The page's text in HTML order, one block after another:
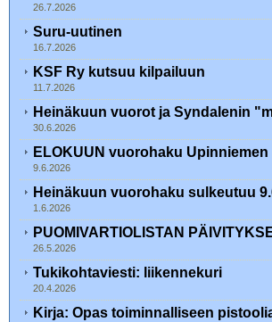
26.7.2026
Suru-uutinen
16.7.2026
KSF Ry kutsuu kilpailuun
11.7.2026
Heinäkuun vuorot ja Syndalenin
30.6.2026
ELOKUUN vuorohaku
9.6.2026
Heinäkuun vuorohaku sulkeutuu
1.6.2026
PUOMIVARTIOLISTAN
26.5.2026
Tukikohtaviesti: liikennekuri
20.4.2026
Kirja: Opas toiminnalliseen